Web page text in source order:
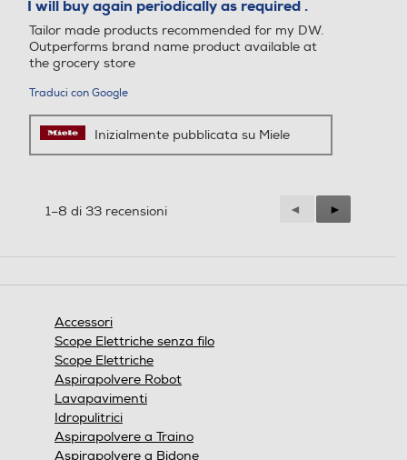
5
stelle.
I will buy again periodically as required .
Tailor made products recommended for my DW.
Outperforms brand name product available at
the grocery store
Traduci con Google
Inizialmente pubblicata su Miele
1–8 di 33 recensioni
Precedente
Reviews
◄
Successiva
Reviews
►
Accessori
Scope Elettriche senza filo
Scope Elettriche
Aspirapolvere Robot
Lavapavimenti
Idropulitrici
Aspirapolvere a Traino
Aspirapolvere a Bidone